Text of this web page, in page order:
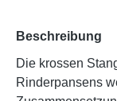
Beschreibung
Die krossen
Rinderpansens